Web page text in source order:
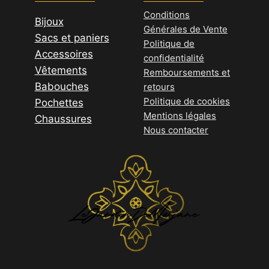
sur
la
page
du
produit
Bijoux
Sacs et paniers
Accessoires
Vêtements
Babouches
Pochettes
Chaussures
Conditions
Générales de Vente
Politique de
confidentialité
Remboursements et
retours
Politique de cookies
Mentions légales
Nous contacter